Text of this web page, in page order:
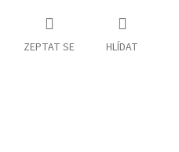
ZEPTAT SE HLÍDAT